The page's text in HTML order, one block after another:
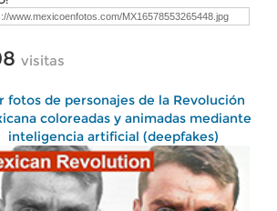
visitas
fotos de personajes de la Revolución
coloreadas y animadas mediante
inteligencia artificial (deepfakes)